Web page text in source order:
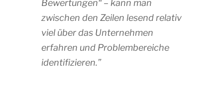
Bewertungen“ – kann man
zwischen den Zeilen lesend relativ
viel über das Unternehmen
erfahren und Problembereiche
identifizieren.”